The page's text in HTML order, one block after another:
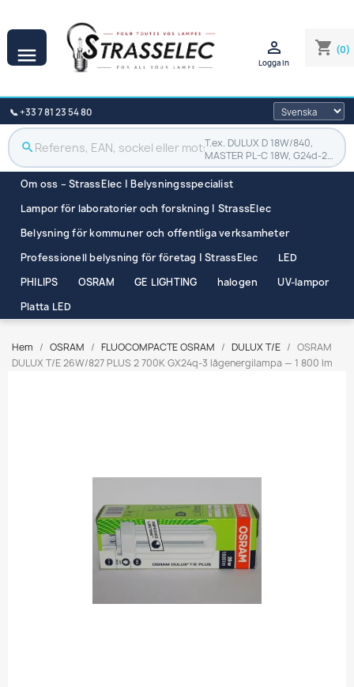
 shopping_cart (0)

Logga in
📞 +33 7 81 23 54 80
search
T.ex. DULUX D 18W/840,
MASTER PL-C 18W, G24d-2…
Om oss – StrassElec | Belysningsspecialist
Lampor för laboratorier och forskning | StrassElec
Belysning för kommuner och offentliga verksamheter
Professionell belysning för företag | StrassElec
LED
PHILIPS
OSRAM GE LIGHTING halogen
UV-lampor
Platta LED
Hem OSRAM FLUOCOMPACTE OSRAM DULUX T/E
OSRAM
DULUX T/E 26W/827 PLUS 2 700K GX24q-3 lågenergilampa — 1 800 lm